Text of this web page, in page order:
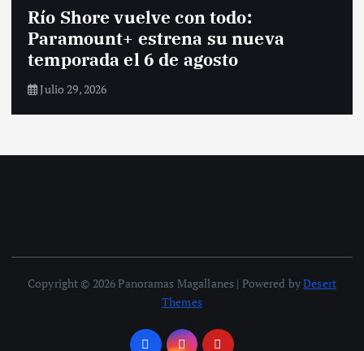
Río Shore vuelve con todo:
Paramount+ estrena su nueva
temporada el 6 de agosto
Julio 29, 2026
Copyright © 2026 Panoramas Magallanes | Powered byDesert
Themes